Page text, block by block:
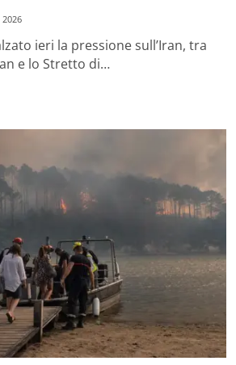
ieri la pressione sull’Iran, tra
e lo Stretto di…